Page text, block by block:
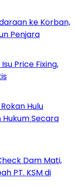
ke Korban,
Penjara
Price Fixing,
Hulu
Secara
Dam Mati,
PT. KSM di